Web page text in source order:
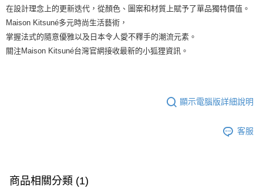
在設計理念上的更新迭代，從顏色、圖案和材質上賦予了單品獨特價值。
Maison Kitsuné多元時尚生活藝術，
掌握法式的隨意優雅以及日本令人愛不釋手的潮流元素。
關注Maison Kitsuné台灣官網接收最新的小狐狸資訊。
顯示電腦版詳細說明
客服
商品相關分類 (1)